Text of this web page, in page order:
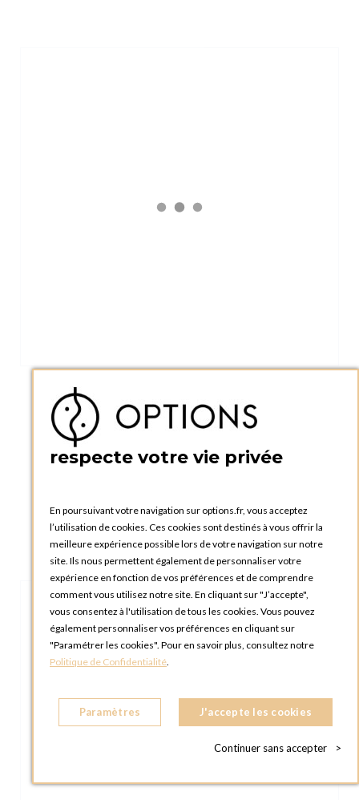
respecte votre vie privée
En poursuivant votre navigation sur options.fr, vous acceptez
l’utilisation de cookies. Ces cookies sont destinés à vous offrir la
meilleure expérience possible lors de votre navigation sur notre
site. Ils nous permettent également de personnaliser votre
expérience en fonction de vos préférences et de comprendre
comment vous utilisez notre site. En cliquant sur "J’accepte",
vous consentez à l'utilisation de tous les cookies. Vous pouvez
également personnaliser vos préférences en cliquant sur
"Paramétrer les cookies". Pour en savoir plus, consultez notre
Politique de Confidentialité.
Paramètres J'accepte les cookies
Continuer sans accepter >